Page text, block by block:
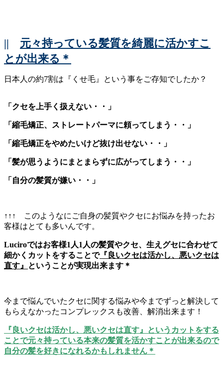
|| 元々持っている髪質を綺麗に活かすこ
とが出来る＊
日本人の約7割は『くせ毛』という事をご存知でしたか？
「クセを上手く扱えない・・」
「縮毛矯正、ストレートパーマに頼ってしまう・・」
「縮毛矯正をやめたいけど抜け出せない・・」
「髪が思うようにまとまらずに広がってしまう・・」
「自分の髪質が嫌い・・」
↑↑↑ このようなにご自身の髪質やクセにお悩みを持ったお
客様はとても多いんです。
Luciroではお客様1人1人の髪質やクセ、生えグセに合わせて
細かくカットをすることで『良いクセは活かし、悪いクセは
直す』
ということが実現出来ます＊
今まで悩んでいたクセに関する悩みや今までずっと解決して
もらえなかったコンプレックスも改善、解消出来ます！
『良いクセは活かし、悪いクセは直す』というカットをする
ことで元々持っている本来の髪質を活かすことが出来るので
自分の髪を好きになれるかもしれません＊